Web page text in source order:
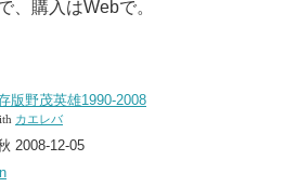
、購入はWebで。
版野茂英雄1990-2008
カエレバ
2008-12-05